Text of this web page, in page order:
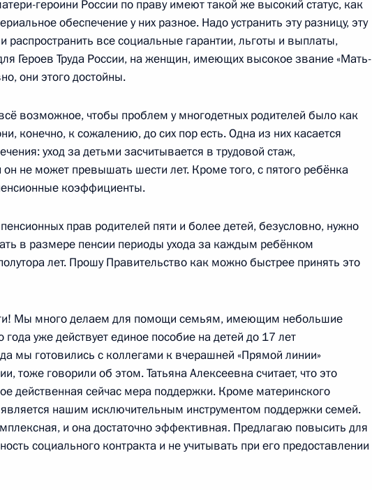
Новгородской области Андреем
по стратегическому развитию и нацпроектам
по направлениям социально-
Госсовета по направлению «Социальная
Президиума Государственного Совета
21:45
героини России по праву имеют такой же высокий статус, как
обеспечение у них разное. Надо устранить эту разницу, эту
распространить все социальные гарантии, льготы и выплаты,
Героев Труда России, на женщин, имеющих высокое звание «Мать-
они этого достойны.
возможное, чтобы проблем у многодетных родителей было как
конечно, к сожалению, до сих пор есть. Одна из них касается
уход за детьми засчитывается в трудовой стаж,
он не может превышать шести лет. Кроме того, с пятого ребёнка
коэффициенты.
прав родителей пяти и более детей, безусловно, нужно
в размере пенсии периоды ухода за каждым ребёнком
лет. Прошу Правительство как можно быстрее принять это
Мы много делаем для помощи семьям, имеющим небольшие
уже действует единое пособие на детей до 17 лет
мы готовились с коллегами к вчерашней «Прямой линии»
тоже говорили об этом. Татьяна Алексеевна считает, что это
действенная сейчас мера поддержки. Кроме материнского
нашим исключительным инструментом поддержки семей.
и она достаточно эффективная. Предлагаю повысить для
социального контракта и не учитывать при его предоставлении